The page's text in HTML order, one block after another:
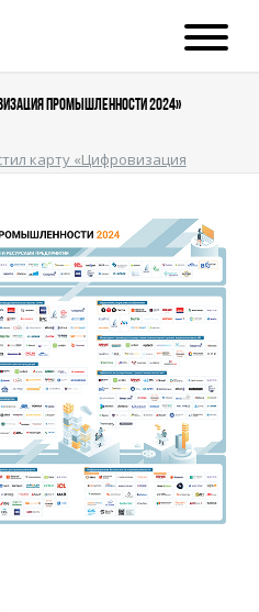
ПРОМЫШЛЕННОСТИ 2024»
карту «Цифровизация